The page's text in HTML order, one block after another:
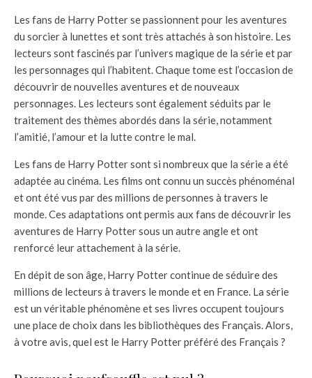
Les fans de Harry Potter se passionnent pour les aventures
du sorcier à lunettes et sont très attachés à son histoire. Les
lecteurs sont fascinés par l’univers magique de la série et par
les personnages qui l’habitent. Chaque tome est l’occasion de
découvrir de nouvelles aventures et de nouveaux
personnages. Les lecteurs sont également séduits par le
traitement des thèmes abordés dans la série, notamment
l’amitié, l’amour et la lutte contre le mal.
Les fans de Harry Potter sont si nombreux que la série a été
adaptée au cinéma. Les films ont connu un succès phénoménal
et ont été vus par des millions de personnes à travers le
monde. Ces adaptations ont permis aux fans de découvrir les
aventures de Harry Potter sous un autre angle et ont
renforcé leur attachement à la série.
En dépit de son âge, Harry Potter continue de séduire des
millions de lecteurs à travers le monde et en France. La série
est un véritable phénomène et ses livres occupent toujours
une place de choix dans les bibliothèques des Français. Alors,
à votre avis, quel est le Harry Potter préféré des Français ?